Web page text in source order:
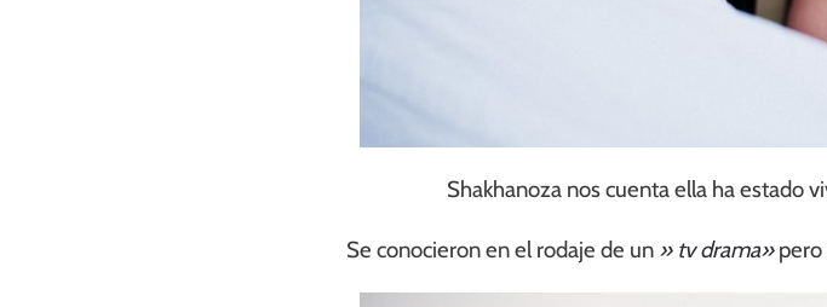
Shakhanoza nos cuenta ella ha estado
Se conocieron en el rodaje de un » tv drama»pero